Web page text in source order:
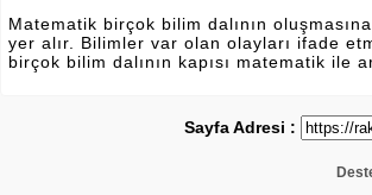
Matematik birçok bilim dalının
yer alır. Bilimler var olan olayları ifade
birçok bilim dalının kapısı matematik ile
Sayfa Adresi :